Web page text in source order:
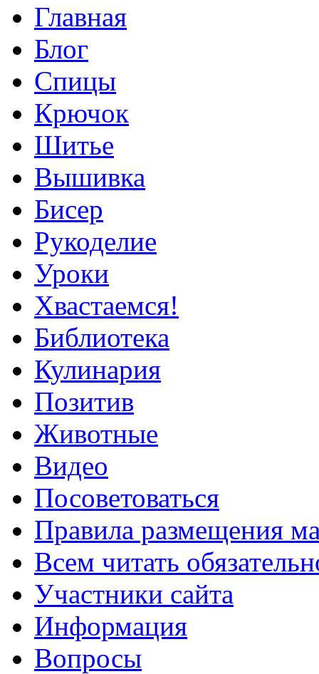
Главная
Блог
Спицы
Крючок
Шитье
Вышивка
Бисер
Рукоделие
Уроки
Хвастаемся!
Библиотека
Кулинария
Позитив
Животные
Видео
Посоветоваться
Правила размещения
Всем читать
Участники сайта
Информация
Вопросы